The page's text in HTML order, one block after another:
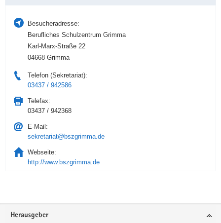
Besucheradresse:
Berufliches Schulzentrum Grimma
Karl-Marx-Straße 22
04668 Grimma
Telefon (Sekretariat):
03437 / 942586
Telefax:
03437 / 942368
E-Mail:
sekretariat@bszgrimma.de
Webseite:
http://www.bszgrimma.de
Service
Herausgeber